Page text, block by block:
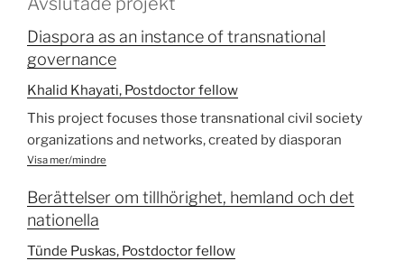
Diaspora as an instance of transnational
governance
Khalid Khayati, Postdoctor fellow
This project focuses those transnational civil society
organizations and networks, created by diasporan
populations residing in western states that function
residing societies, but also as genuine transnational
institutions that aim in, in one way or another, to affect
the politics of their former homelands, especially in
Visa mer/mindre
Berättelser om tillhörighet, hemland och det
nationella
Tünde Puskas, Postdoctor fellow